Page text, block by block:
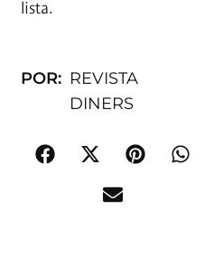
lista.
POR: REVISTA
DINERS